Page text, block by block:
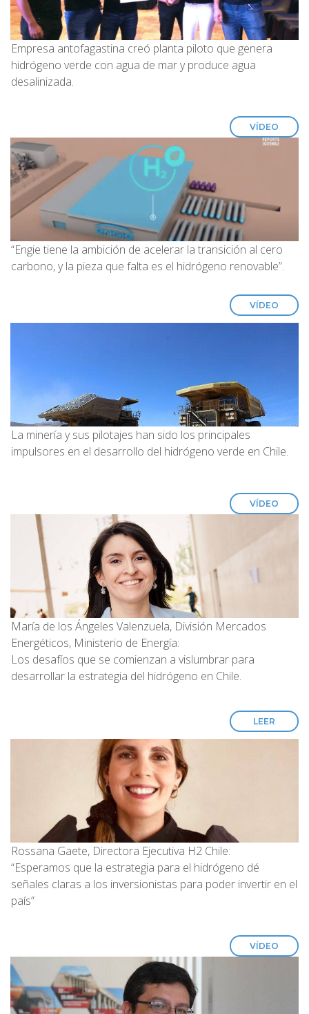
Empresa antofagastina creó planta piloto que genera
hidrógeno verde con agua de mar y produce agua
desalinizada.
VÍDEO
“Engie tiene la ambición de acelerar la transición al cero
carbono, y la pieza que falta es el hidrógeno renovable”.
VÍDEO
La minería y sus pilotajes han sido los principales
impulsores en el desarrollo del hidrógeno verde en Chile.
VÍDEO
María de los Ángeles Valenzuela, División Mercados
Energéticos, Ministerio de Energía:
Los desafíos que se comienzan a vislumbrar para
desarrollar la estrategia del hidrógeno en Chile.
LEER
Rossana Gaete, Directora Ejecutiva H2 Chile:
“Esperamos que la estrategia para el hidrógeno dé
señales claras a los inversionistas para poder invertir en el
país”
VÍDEO